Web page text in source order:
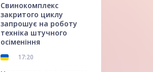
Свинокомплекс
закритого циклу
запрошує на роботу
техніка штучного
осіменіння
17:20